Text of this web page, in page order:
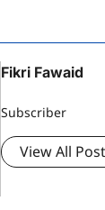
Fikri Fawaid
Subscriber
View All